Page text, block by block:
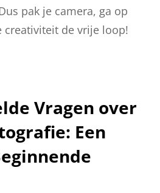
pak je camera, ga op
creativiteit de vrije loop!
Vragen over
Een